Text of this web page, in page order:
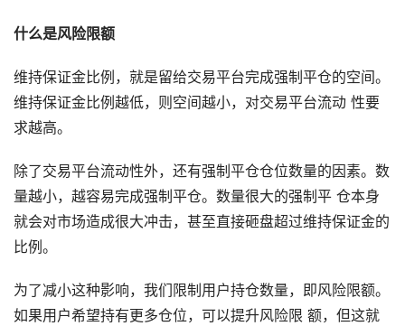
什么是风险限额
维持保证⾦⽐例，就是留给交易平台完成强制平仓的空间。
维持保证⾦⽐例越低，则空间越⼩，对交易平台流动 性要
求越⾼。
除了交易平台流动性外，还有强制平仓仓位数量的因素。数
量越⼩，越容易完成强制平仓。数量很⼤的强制平 仓本身
就会对市场造成很⼤冲击，甚⾄直接砸盘超过维持保证⾦的
⽐例。
为了减⼩这种影响，我们限制⽤户持仓数量，即⻛险限额。
如果⽤户希望持有更多仓位，可以提升⻛险限 额，但这就